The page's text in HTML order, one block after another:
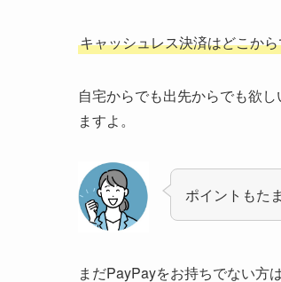
キャッシュレス決済はどこか
自宅からでも出先からでも欲
ますよ。
ポイントもた
まだPayPayをお持ちでない方